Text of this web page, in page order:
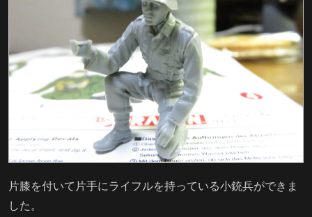
片膝を付いて片手にライフルを持っている小銃兵ができま
した。